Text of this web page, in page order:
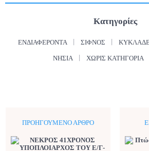
Κατηγορίες
ΕΝΔΙΑΦΈΡΟΝΤΑ ΣΊΦΝΟΣ
ΝΗΣΙΆ ΧΩΡΊΣ ΚΑΤΗΓΟΡΊΑ
ΠΡΟΗΓΟΎΜΕΝΟ ΆΡΘΡΟ